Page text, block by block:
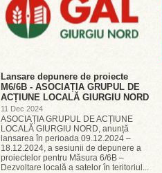
Lansare depunere de proiecte
M6/6B - ASOCIAȚIA GRUPUL DE
ACȚIUNE LOCALĂ GIURGIU NORD
11 Dec 2024
ASOCIAȚIA GRUPUL DE ACȚIUNE
LOCALĂ GIURGIU NORD, anunță
lansarea în perioada 09.12.2024 –
18.12.2024, a sesiunii de depunere a
proiectelor pentru Măsura 6/6B –
Dezvoltare locală a satelor în teritoriul...